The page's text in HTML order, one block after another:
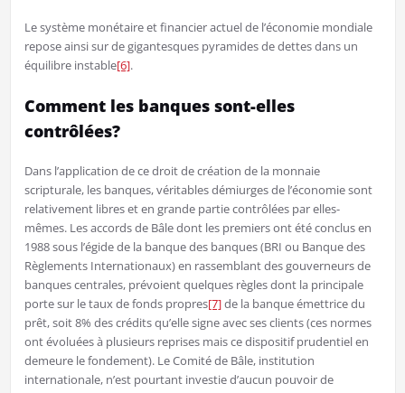
Le système monétaire et financier actuel de l’économie mondiale
repose ainsi sur de gigantesques pyramides de dettes dans un
équilibre instable[6].
Comment les banques sont-elles
contrôlées?
Dans l’application de ce droit de création de la monnaie
scripturale, les banques, véritables démiurges de l’économie sont
relativement libres et en grande partie contrôlées par elles-
mêmes. Les accords de Bâle dont les premiers ont été conclus en
1988 sous l’égide de la banque des banques (BRI ou Banque des
Règlements Internationaux) en rassemblant des gouverneurs de
banques centrales, prévoient quelques règles dont la principale
porte sur le taux de fonds propres[7]de la banque émettrice du
prêt, soit 8% des crédits qu’elle signe avec ses clients (ces normes
ont évoluées à plusieurs reprises mais ce dispositif prudentiel en
demeure le fondement). Le Comité de Bâle, institution
internationale, n’est pourtant investie d’aucun pouvoir de